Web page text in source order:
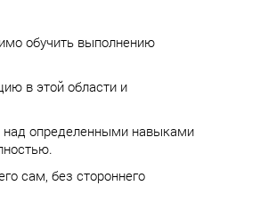
обучить выполнению
в этой области и
над определенными навыками
сам, без стороннего